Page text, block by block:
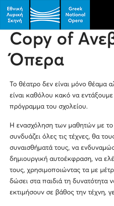
Copy of
Όπερα
Το θέατρο δεν είναι μόνο θέαμα
είναι καθόλου κακό να
πρόγραμμα του σχολείου.
Η ενασχόληση των μαθητών με
συνδυάζει όλες τις τέχνες, θα
συναισθήματά τους, να
δημιουργική αυτοέκφραση, να
τους, χρησιμοποιώντας τα με
δώσει στα παιδιά τη δυνατότητα
εκτιμήσουν σε βάθος την τέχνη,